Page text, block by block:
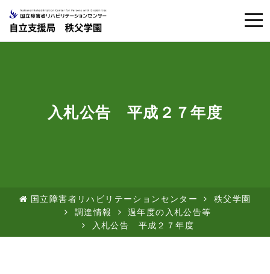
入札公告 平成２７年度
国立障害者リハビリテーションセンター
秩父学園
調達情報
過年度の入札公告等
入札公告 平成２７年度